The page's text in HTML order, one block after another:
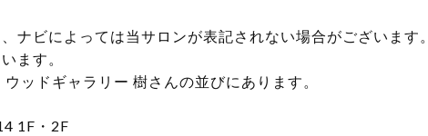
ナビによっては当サロンが表記されない場合がございます。
ます。
ッドギャラリー 樹さんの並びにあります。
1F・2F